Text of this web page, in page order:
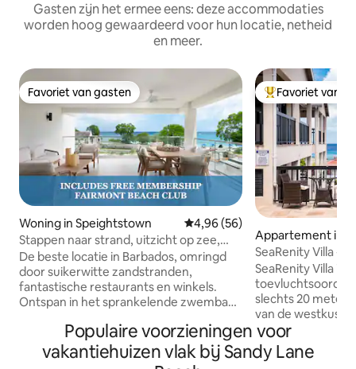
Gasten zijn het ermee eens: deze accommodaties
worden hoog gewaardeerd voor hun locatie, netheid
en meer.
Favoriet van gasten
Favoriet van gasten
Woning in Speightstown Gemiddelde beoordeling van
4,96 (56)
Stappen naar strand, uitzicht op zee,
zwembad en toegang tot resort!
De beste locatie in Barbados, omringd
door suikerwitte zandstranden,
fantastische restaurants en winkels.
Ontspan in het sprankelende zwembad,
en geniet van het comfort van een ruim
tropisch toevluchtsoord. &#11088; "We
zijn frequente bezoekers van Barbados
Topfavoriet van
Favoriet van
Appartement in
SeaRenity Villa -
SeaRenity Villa is
toevluchtsoord
slechts 20 meter
van de westkust
wakker met een
uitzicht op de
woonkamer, de
Populaire voorzieningen voor
vakantiehuizen vlak bij Sandy Lane